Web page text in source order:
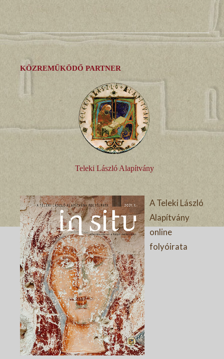
KÖZREMŰKÖDŐ PARTNER
Teleki László Alapítvány
A Teleki László
Alapítvány
online
folyóirata